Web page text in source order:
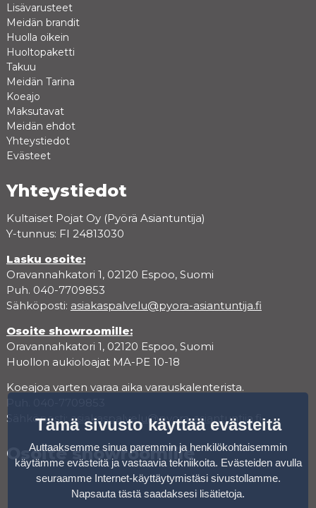
Lisävarusteet
Meidän brandit
Huolla oikein
Huoltopaketti
Takuu
Meidän Tarina
Koeajo
Maksutavat
Meidän ehdot
Yhteystiedot
Evästeet
Yhteystiedot
Kultaiset Pojat Oy (Pyörä Asiantuntija)
Y-tunnus: FI 24813030
Lasku osoite:
Oravannahkatori 1, 02120 Espoo, Suomi
Puh. 040-7709853
Sähköposti: asiakaspalvelu@pyora-asiantuntija.fi
Osoite showroomille:
Oravannahkatori 1, 02120 Espoo, Suomi
Huollon aukioloajat MA-PE 10-18
Koeajoa varten varaa aika varauskalenterista.
Sähköposti: asiakaspalvelu@pyora-asiantuntija.fi
Osoite showroomille
Tämä sivusto käyttää evästeitä
Auttaaksemme sinua paremmin ja henkilökohtaisemmin
käytämme evästeitä ja vastaavia tekniikoita. Evästeiden avulla
seuraamme Internet-käyttäytymistäsi sivustollamme.
Napsauta tästä saadaksesi lisätietoja.